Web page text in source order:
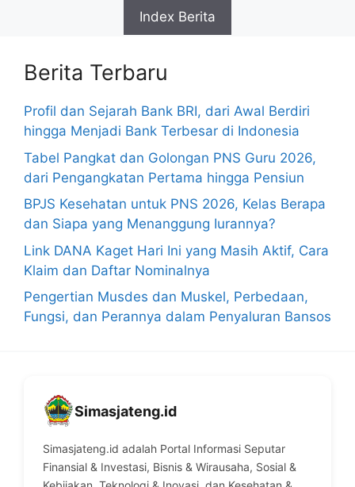
Index Berita
Berita Terbaru
Profil dan Sejarah Bank BRI, dari Awal Berdiri
hingga Menjadi Bank Terbesar di Indonesia
Tabel Pangkat dan Golongan PNS Guru 2026,
dari Pengangkatan Pertama hingga Pensiun
BPJS Kesehatan untuk PNS 2026, Kelas Berapa
dan Siapa yang Menanggung Iurannya?
Link DANA Kaget Hari Ini yang Masih Aktif, Cara
Klaim dan Daftar Nominalnya
Pengertian Musdes dan Muskel, Perbedaan,
Fungsi, dan Perannya dalam Penyaluran Bansos
Simasjateng.id
Simasjateng.id adalah Portal Informasi Seputar
Finansial & Investasi, Bisnis & Wirausaha, Sosial &